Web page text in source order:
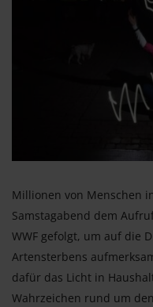
Millionen von Menschen
Samstagabend dem
WWF gefolgt, um auf die
Artensterbens
dafür das Licht in
Wahrzeichen rund um